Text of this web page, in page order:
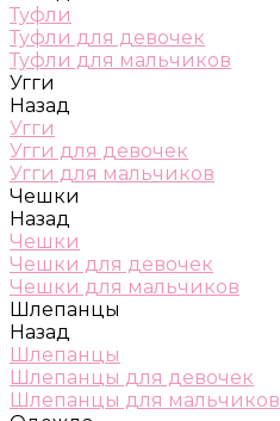
Туфли
Туфли для девочек
Туфли для мальчиков
Угги
Назад
Угги
Угги для девочек
Угги для мальчиков
Чешки
Назад
Чешки
Чешки для девочек
Чешки для мальчиков
Шлепанцы
Назад
Шлепанцы
Шлепанцы для девочек
Шлепанцы для мальчиков